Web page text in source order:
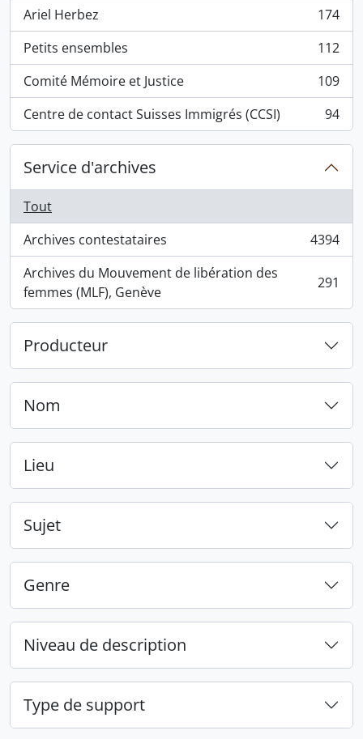
Ariel Herbez
, 174 résultats
174
Petits ensembles
, 112 résultats
112
Comité Mémoire et Justice
, 109 résultats
109
Centre de contact Suisses Immigrés (CCSI)
, 94 résultats 94
Service d'archives
Tout
Archives contestataires
, 4394 résultats
4394
Archives du Mouvement de libération des
femmes (MLF), Genève
, 291 résultats 291
Producteur
Nom
Lieu
Sujet
Genre
Niveau de description
Type de support